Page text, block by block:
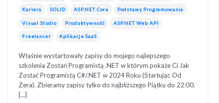
Kariera SOLID ASP.NET Core Podstawy Programowania
Visual Studio Produktywność ASP.NET Web API
Freelancer Aplikacje SaaS
Właśnie wystartowały zapisy do mojego najlepszego
szkolenia Zostań Programistą .NET w którym pokaże Ci Jak
Zostać Programistą C#/.NET w 2024 Roku (Startując Od
Zera). Zbieramy zapisy tylko do najbliższego Piątku do 22:00.
[...]